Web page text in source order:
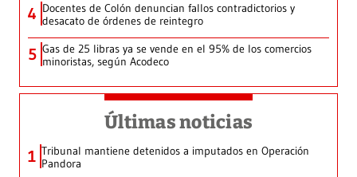
4 Docentes de Colón denuncian fallos contradictorios y
desacato de órdenes de reintegro
5 Gas de 25 libras ya se vende en el 95% de los comercios
minoristas, según Acodeco
Últimas noticias
1 Tribunal mantiene detenidos a imputados en Operación
Pandora